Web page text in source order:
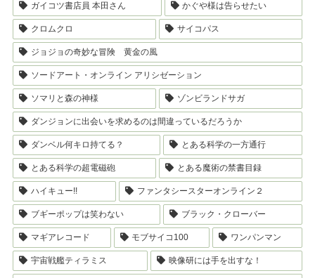
ガイコツ書店員 本田さん かぐや様は告らせたい
クロムクロ サイコパス
ジョジョの奇妙な冒険 黄金の風
ソードアート・オンライン アリシゼーション
ソマリと森の神様 ゾンビランドサガ
ダンジョンに出会いを求めるのは間違っているだろうか
ダンベル何キロ持てる？ とある科学の一方通行
とある科学の超電磁砲 とある魔術の禁書目録
ハイキュー!! ファンタシースターオンライン２
ブギーポップは笑わない ブラック・クローバー
マギアレコード モブサイコ100 ワンパンマン
宇宙戦艦ティラミス 映像研には手を出すな！